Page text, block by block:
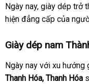
Ngày nay, giày dép trở
hiện đẳng cấp của
Giày dép nam
Ngày nay với xu
Thanh Hóa, Thanh Hóa